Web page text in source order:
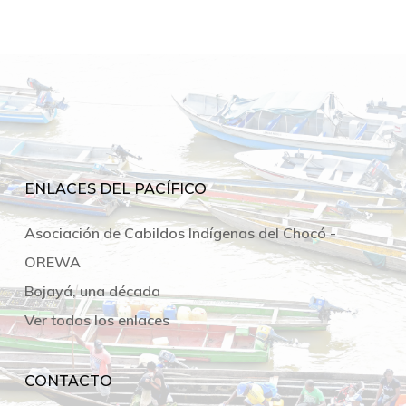
ENLACES DEL PACÍFICO
Asociación de Cabildos Indígenas del Chocó -
OREWA
Bojayá, una década
Ver todos los enlaces
CONTACTO